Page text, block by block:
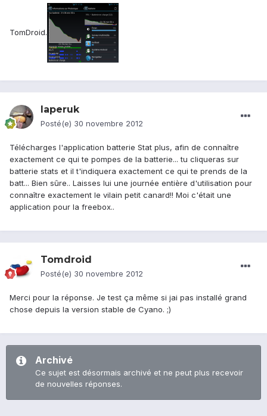
TomDroid.
laperuk
Posté(e) 30 novembre 2012
Télécharges l'application batterie Stat plus, afin de connaître
exactement ce qui te pompes de la batterie... tu cliqueras sur
batterie stats et il t'indiquera exactement ce qui te prends de la
batt... Bien sûre.. Laisses lui une journée entière d'utilisation pour
connaître exactement le vilain petit canard!! Moi c'était une
application pour la freebox..
Tomdroid
Posté(e) 30 novembre 2012
Merci pour la réponse. Je test ça même si jai pas installé grand
chose depuis la version stable de Cyano. ;)
Archivé
Ce sujet est désormais archivé et ne peut plus recevoir
de nouvelles réponses.